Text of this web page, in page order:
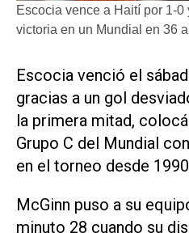
Escocia vence a Haití por 1-
victoria en un Mundial en 36
Escocia venció el
‌gracias a un gol
la primera mitad,
Grupo C del ​Mundial
‌en el torneo desde
McGinn puso ⁠a su
minuto 28 ⁠cuando su